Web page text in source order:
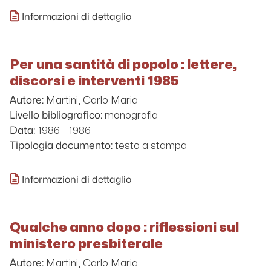
Informazioni di dettaglio
Per una santità di popolo : lettere,
discorsi e interventi 1985
Autore: Martini, Carlo Maria
Livello bibliografico: monografia
Data: 1986 - 1986
Tipologia documento: testo a stampa
Informazioni di dettaglio
Qualche anno dopo : riflessioni sul
ministero presbiterale
Autore: Martini, Carlo Maria